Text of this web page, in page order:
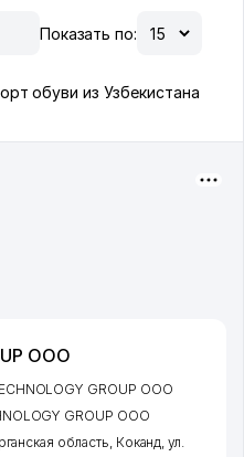
Показать по:
обуви из Узбекистана
ООО
GROUP ООО
GROUP ООО
область, Коканд,ул.